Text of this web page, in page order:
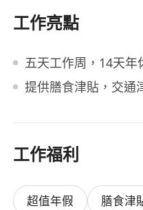
工作亮點
五天工作周，14天年
提供膳食津貼，交通
工作福利
超值年假 膳食津